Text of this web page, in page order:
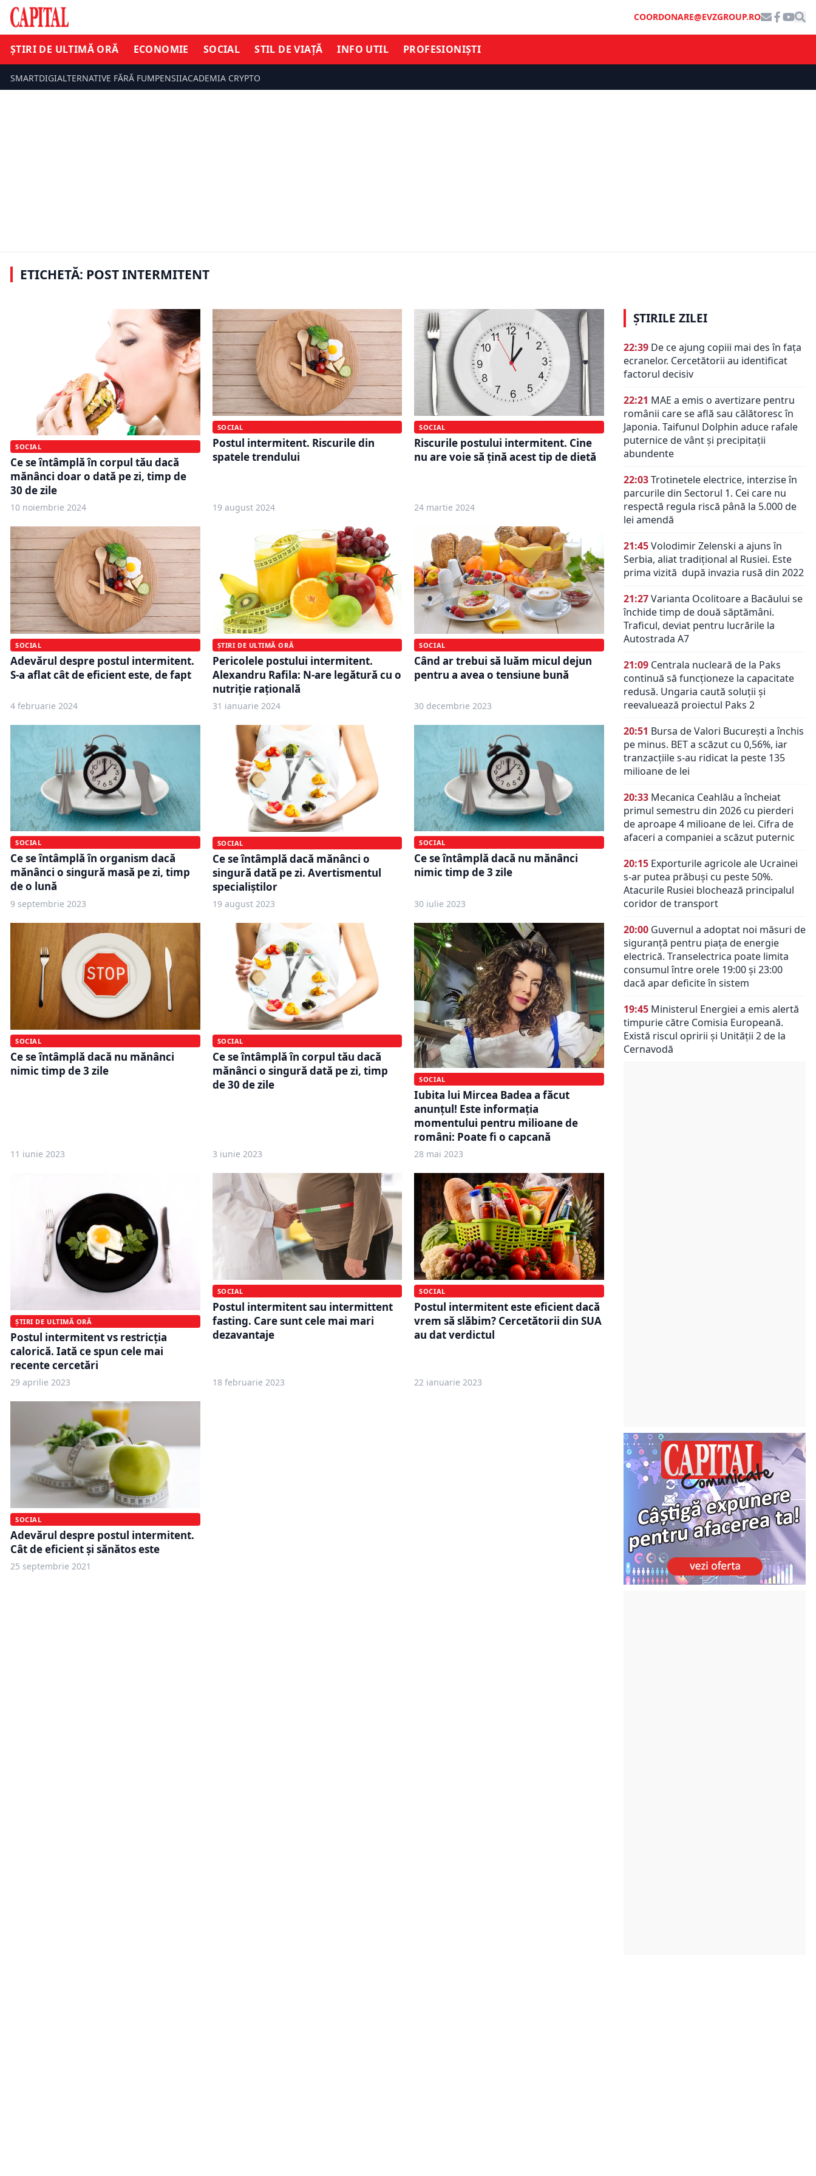
COORDONARE@EVZGROUP.RO
ȘTIRI DE ULTIMĂ ORĂ ECONOMIE SOCIAL STIL DE VIAȚĂ INFO UTIL PROFESIONIȘTI
SMARTDIGIALTERNATIVE FĂRĂ FUMPENSIIACADEMIA CRYPTO
ETICHETĂ: POST INTERMITENT
Gramescu ne învață cum putem
slăbi sănătos
SOCIAL
Ce se întâmplă în corpul tău dacă
mănânci doar o dată pe zi, timp de
30 de zile
10 noiembrie 2024
SOCIAL
Postul intermitent. Riscurile din
spatele trendului
19 august 2024
SOCIAL
Riscurile postului intermitent. Cine
nu are voie să țină acest tip de dietă
24 martie 2024
SOCIAL
Adevărul despre postul intermitent.
S-a aflat cât de eficient este, de fapt
4 februarie 2024
ȘTIRI DE ULTIMĂ ORĂ
Pericolele postului intermitent.
Alexandru Rafila: N-are legătură cu o
nutriție rațională
31 ianuarie 2024
SOCIAL
Când ar trebui să luăm micul dejun
pentru a avea o tensiune bună
30 decembrie 2023
SOCIAL
Ce se întâmplă în organism dacă
mănânci o singură masă pe zi, timp
de o lună
9 septembrie 2023
SOCIAL
Ce se întâmplă dacă mănânci o
singură dată pe zi. Avertismentul
specialiștilor
19 august 2023
SOCIAL
Ce se întâmplă dacă nu mănânci
nimic timp de 3 zile
30 iulie 2023
SOCIAL
Ce se întâmplă dacă nu mănânci
nimic timp de 3 zile
11 iunie 2023
SOCIAL
Ce se întâmplă în corpul tău dacă
mănânci o singură dată pe zi, timp
de 30 de zile
3 iunie 2023
SOCIAL
Iubita lui Mircea Badea a făcut
anunțul! Este informația
momentului pentru milioane de
români: Poate fi o capcană
28 mai 2023
ȘTIRI DE ULTIMĂ ORĂ
Postul intermitent vs restricția
calorică. Iată ce spun cele mai
recente cercetări
29 aprilie 2023
SOCIAL
Postul intermitent sau intermittent
fasting. Care sunt cele mai mari
dezavantaje
18 februarie 2023
SOCIAL
Postul intermitent este eficient dacă
vrem să slăbim? Cercetătorii din SUA
au dat verdictul
22 ianuarie 2023
SOCIAL
Adevărul despre postul intermitent.
Cât de eficient și sănătos este
25 septembrie 2021
ȘTIRILE ZILEI
22:39 De ce ajung copiii mai des în fața
ecranelor. Cercetătorii au identificat
factorul decisiv
22:21 MAE a emis o avertizare pentru
românii care se află sau călătoresc în
Japonia. Taifunul Dolphin aduce rafale
puternice de vânt și precipitații
abundente
22:03Trotinetele electrice, interzise în
parcurile din Sectorul 1. Cei care nu
respectă regula riscă până la 5.000 de
lei amendă
21:45Volodimir Zelenski a ajuns în
Serbia, aliat tradiţional al Rusiei. Este
prima vizită după invazia rusă din 2022
21:27Varianta Ocolitoare a Bacăului se
închide timp de două săptămâni.
Traficul, deviat pentru lucrările la
Autostrada A7
21:09 Centrala nucleară de la Paks
continuă să funcționeze la capacitate
redusă. Ungaria caută soluții și
reevaluează proiectul Paks 2
20:51 Bursa de Valori București a închis
pe minus. BET a scăzut cu 0,56%, iar
tranzacțiile s-au ridicat la peste 135
milioane de lei
20:33 Mecanica Ceahlău a încheiat
primul semestru din 2026 cu pierderi
de aproape 4 milioane de lei. Cifra de
afaceri a companiei a scăzut puternic
20:15 Exporturile agricole ale Ucrainei
s-ar putea prăbuși cu peste 50%.
Atacurile Rusiei blochează principalul
coridor de transport
20:00 Guvernul a adoptat noi măsuri de
siguranță pentru piața de energie
electrică. Transelectrica poate limita
consumul între orele 19:00 și 23:00
dacă apar deficite în sistem
19:45 Ministerul Energiei a emis alertă
timpurie către Comisia Europeană.
Există riscul opririi și Unității 2 de la
Cernavodă